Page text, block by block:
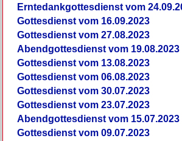
Erntedankgottesdienst vom
Gottesdienst vom 16.09.2023
Gottesdienst vom 27.08.2023
Abendgottesdienst vom 19.08.2023
Gottesdienst vom 13.08.2023
Gottesdienst vom 06.08.2023
Gottesdienst vom 30.07.2023
Gottesdienst vom 23.07.2023
Abendgottesdienst vom 15.07.2023
Gottesdienst vom 09.07.2023